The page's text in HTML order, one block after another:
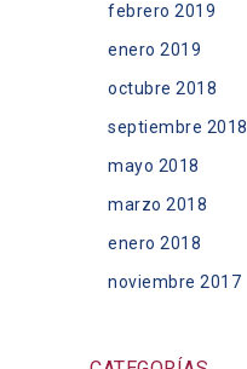
febrero 2019
enero 2019
octubre 2018
septiembre 2018
mayo 2018
marzo 2018
enero 2018
noviembre 2017